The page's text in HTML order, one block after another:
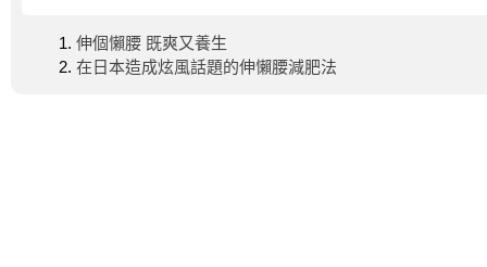
伸個懶腰 既爽又養生
在日本造成炫風話題的伸懶腰減肥法